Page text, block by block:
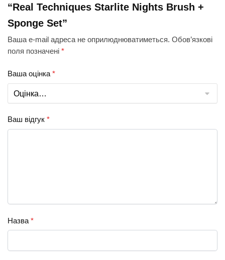
“Real Techniques Starlite Nights Brush +
Sponge Set”
Ваша e-mail адреса не оприлюднюватиметься. Обов’язкові
поля позначені *
Ваша оцінка *
Ваш відгук *
Назва *